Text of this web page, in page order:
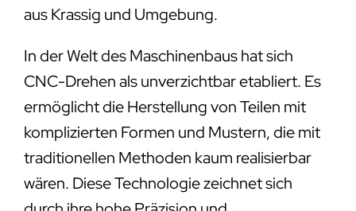
aus Krassig und Umgebung.
In der Welt des Maschinenbaus hat sich
CNC-Drehen als unverzichtbar etabliert. Es
ermöglicht die Herstellung von Teilen mit
komplizierten Formen und Mustern, die mit
traditionellen Methoden kaum realisierbar
wären. Diese Technologie zeichnet sich